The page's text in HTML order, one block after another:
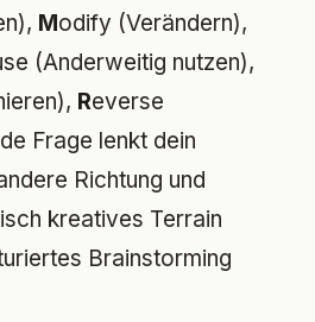
Modify (Verändern),
(Anderweitig nutzen),
Reverse
Frage lenkt dein
Richtung und
kreatives Terrain
Brainstorming